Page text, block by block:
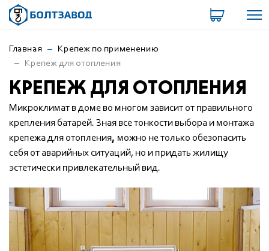
Главная
Крепеж по применению
Крепеж для отопления
КРЕПЕЖ ДЛЯ ОТОПЛЕНИЯ
Микроклимат в доме во многом зависит от правильного
крепления батарей. Зная все тонкости выбора и монтажа
крепежа для отопления, можно не только обезопасить
себя от аварийных ситуаций, но и придать жилищу
эстетически привлекательный вид.